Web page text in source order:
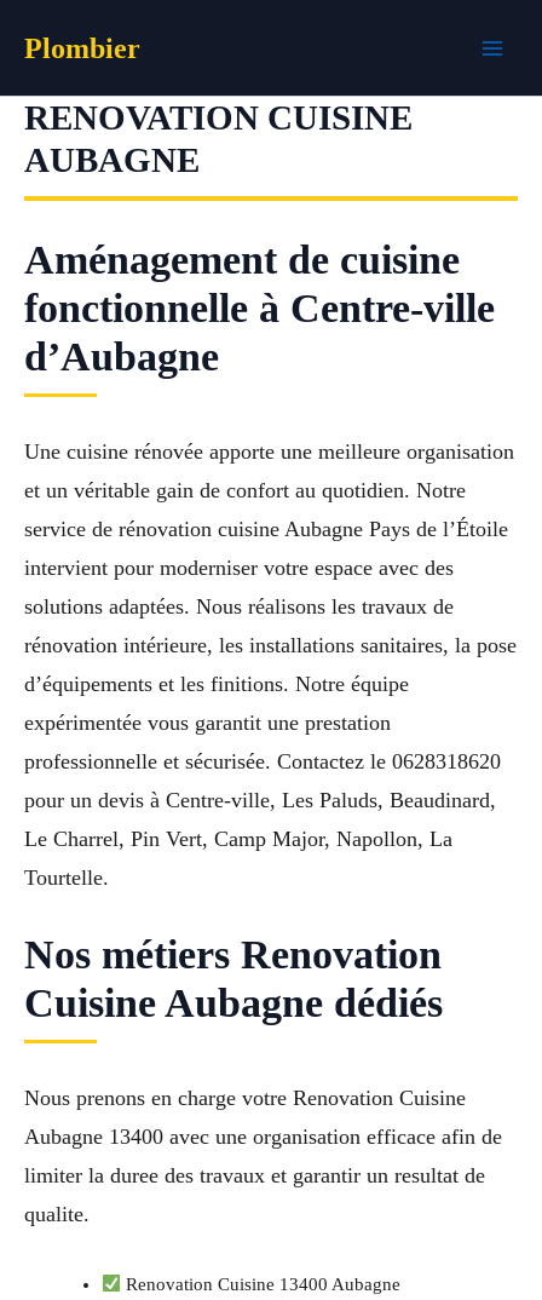
Plombier
RENOVATION CUISINE
AUBAGNE
Aménagement de cuisine
fonctionnelle à Centre-ville
d’Aubagne
Une cuisine rénovée apporte une meilleure organisation
et un véritable gain de confort au quotidien. Notre
service de rénovation cuisine Aubagne Pays de l’Étoile
intervient pour moderniser votre espace avec des
solutions adaptées. Nous réalisons les travaux de
rénovation intérieure, les installations sanitaires, la pose
d’équipements et les finitions. Notre équipe
expérimentée vous garantit une prestation
professionnelle et sécurisée. Contactez le 0628318620
pour un devis à Centre-ville, Les Paluds, Beaudinard,
Le Charrel, Pin Vert, Camp Major, Napollon, La
Tourtelle.
Nos métiers Renovation
Cuisine Aubagne dédiés
Nous prenons en charge votre Renovation Cuisine
Aubagne 13400 avec une organisation efficace afin de
limiter la duree des travaux et garantir un resultat de
qualite.
Renovation Cuisine 13400 Aubagne